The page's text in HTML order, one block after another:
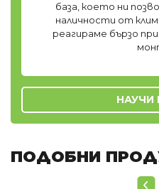
база, което ни
наличности от
реагираме бързо
НАУЧИ
ПОДОБНИ